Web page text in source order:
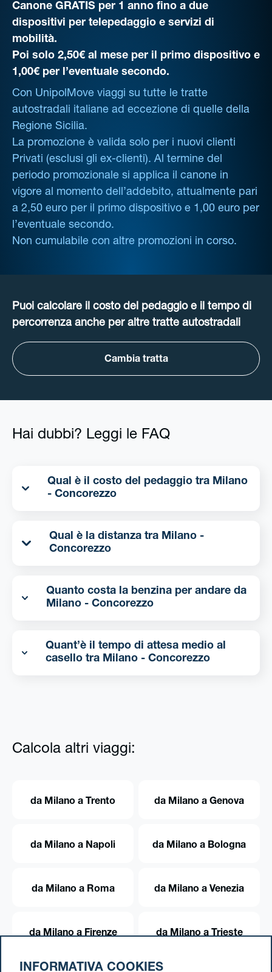
Canone GRATIS per 1 anno fino a due
dispositivi per telepedaggio e servizi di
mobilità.
Poi solo 2,50€ al mese per il primo dispositivo e
1,00€ per l’eventuale secondo.
Con UnipolMove viaggi su tutte le tratte
autostradali italiane ad eccezione di quelle della
Regione Sicilia.
La promozione è valida solo per i nuovi clienti
Privati (esclusi gli ex-clienti). Al termine del
periodo promozionale si applica il canone in
vigore al momento dell’addebito, attualmente pari
a 2,50 euro per il primo dispositivo e 1,00 euro per
l’eventuale secondo.
Non cumulabile con altre promozioni in corso.
Puoi calcolare il costo del pedaggio e il tempo di
percorrenza anche per altre tratte autostradali
Cambia tratta
Hai dubbi? Leggi le FAQ
Qual è il costo del pedaggio tra Milano
- Concorezzo
Qual è la distanza tra Milano -
Concorezzo
Quanto costa la benzina per andare da
Milano - Concorezzo
Quant’è il tempo di attesa medio al
casello tra Milano - Concorezzo
Calcola altri viaggi:
da Milano a Trento da Milano a Genova
da Milano a Napoli da Milano a Bologna
da Milano a Roma da Milano a Venezia
da Milano a Firenze da Milano a Trieste
INFORMATIVA COOKIES